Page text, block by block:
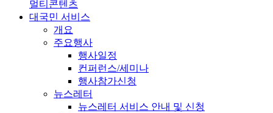
멀티콘텐츠
대국민 서비스
개요
주요행사
행사일정
컨퍼런스/세미나
행사참가신청
뉴스레터
뉴스레터 서비스 안내 및 신청